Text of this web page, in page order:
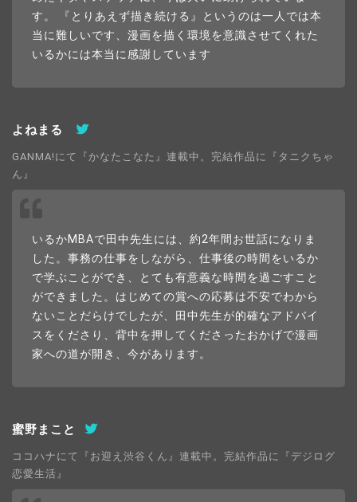
す。 『とりあえず描き続ける』というのは一人では本
当に難しいです、漫画を描く環境を意識させてくれた
いるかには本当に感謝しています
よねまる
GANMA!にて『かなたこなた』連載中。完結作品に『タニクちゃ
ん』
いるかMBAで田中先生には、約2年間お世話になりま
した。事務の仕事をしながら、仕事後の時間をいるか
で学ぶことができ、とても有意義な時間を過ごすこと
ができました。はじめての賞への応募は不安でわから
ないことだらけでしたが、田中先生が的確なアドバイ
スをくださり、背中を押してくださったおかげで漫画
家への道が開き、今があります。
蜜野まこと
ココハナにて『お迎え渋谷くん』連載中。完結作品に『デジログ
恋愛生活』